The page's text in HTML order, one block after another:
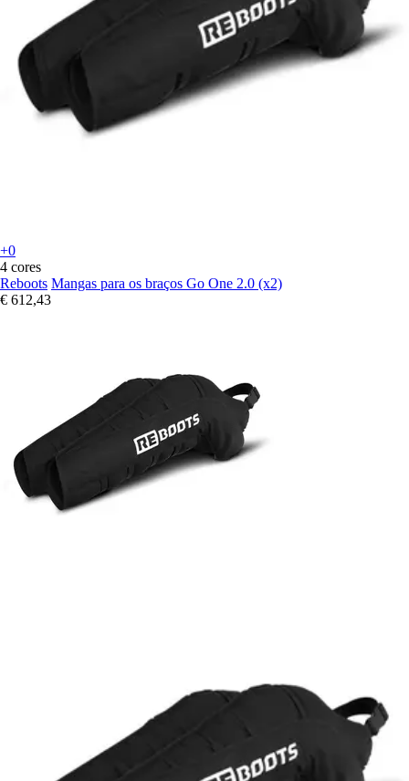
+0
4 cores
Reboots Mangas para os braços Go One 2.0 (x2)
€ 612,43